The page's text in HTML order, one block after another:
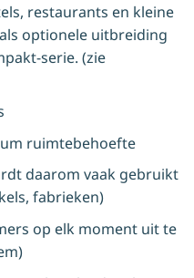
restaurants en kleine
optionele uitbreiding
serie. (zie
ruimtebehoefte
daarom vaak gebruikt
fabrieken)
op elk moment uit te